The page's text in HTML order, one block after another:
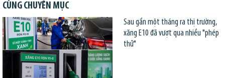
CÙNG CHUYÊN MỤC
Sau gần một tháng ra thị trường,
xăng E10 đã vượt qua nhiều "phép
thử"